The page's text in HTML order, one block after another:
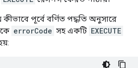
পূর্বে বর্ণিত পদ্ধতি অনুসারে
errorCode সহ একটি EXECUTE